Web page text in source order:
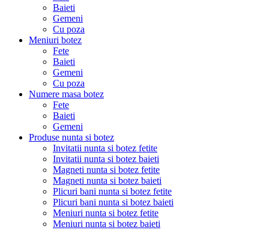
Baieti
Gemeni
Cu poza
Meniuri botez
Fete
Baieti
Gemeni
Cu poza
Numere masa botez
Fete
Baieti
Gemeni
Produse nunta si botez
Invitatii nunta si botez fetite
Invitatii nunta si botez baieti
Magneti nunta si botez fetite
Magneti nunta si botez baieti
Plicuri bani nunta si botez fetite
Plicuri bani nunta si botez baieti
Meniuri nunta si botez fetite
Meniuri nunta si botez baieti